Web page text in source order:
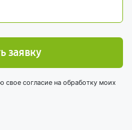
заявку
свое согласие на обработку моих